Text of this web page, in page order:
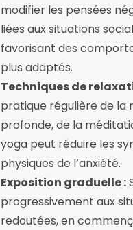
modifier les pensées
liées aux situations
favorisant des
plus adaptés.
Techniques de
pratique régulière de la
profonde, de la
yoga peut réduire les
physiques de l’anxiété.
Exposition graduelle :
progressivement aux
redoutées, en